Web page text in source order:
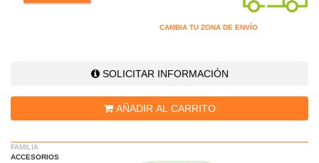
CAMBIA TU ZONA DE ENVÍO
SOLICITAR INFORMACIÓN
AÑADIR AL CARRITO
FAMILIA
ACCESORIOS